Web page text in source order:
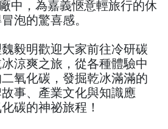
中，為嘉義愜意輕旅行的休
泡的驚喜感。
毅明歡迎大家前往冷研碳
涼爽之旅，從各種體驗中
氧化碳，發掘乾冰滿滿的
事、產業文化與知識應
碳的神祕旅程！